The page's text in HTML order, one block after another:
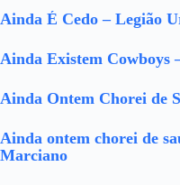
Ainda É Cedo – Legião
Ainda Existem Cowboys
Ainda Ontem Chorei de
Ainda ontem chorei de
Marciano